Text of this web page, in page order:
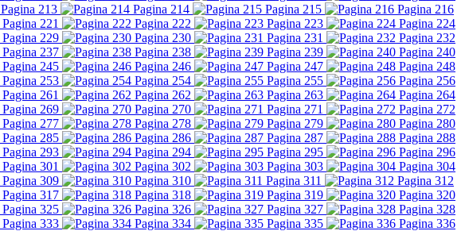
Pagina 213 Pagina 214 Pagina 215
Pagina 216
Pagina 221 Pagina 222 Pagina 223
Pagina 224
Pagina 229 Pagina 230 Pagina 231
Pagina 232
Pagina 237 Pagina 238 Pagina 239
Pagina 240
Pagina 245 Pagina 246 Pagina 247
Pagina 248
Pagina 253 Pagina 254 Pagina 255
Pagina 256
Pagina 261 Pagina 262 Pagina 263
Pagina 264
Pagina 269 Pagina 270 Pagina 271
Pagina 272
Pagina 277 Pagina 278 Pagina 279
Pagina 280
Pagina 285 Pagina 286 Pagina 287
Pagina 288
Pagina 293 Pagina 294 Pagina 295
Pagina 296
Pagina 301 Pagina 302 Pagina 303
Pagina 304
Pagina 309 Pagina 310 Pagina 311
Pagina 312
Pagina 317 Pagina 318 Pagina 319
Pagina 320
Pagina 325 Pagina 326 Pagina 327
Pagina 328
Pagina 333 Pagina 334 Pagina 335 Pagina 336